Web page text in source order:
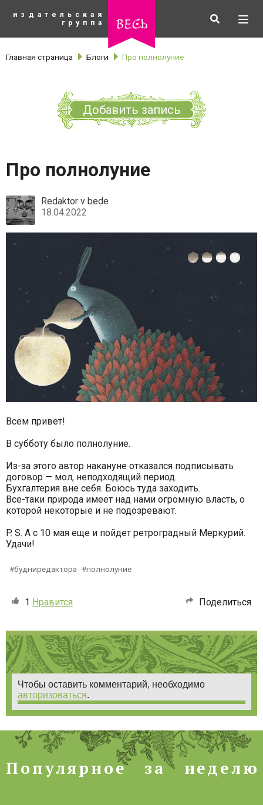
основному
издательская
группа
весь Искать
Главная страница Блоги Про полнолуние
Добавить запись
Про полнолуние
Redaktor v bede
18.04.2022
Всем привет!
В субботу было полнолуние.
Из-за этого автор накануне отказался подписывать
договор — мол, неподходящий период.
Бухгалтерия вне себя. Боюсь туда заходить.
Все-таки природа имеет над нами огромную власть, о
которой некоторые и не подозревают.
P. S. А с 10 мая еще и пойдет ретроградный Меркурий.
Удачи!
будниредактора полнолуние
1 Нравится Поделиться
Чтобы оставить комментарий, необходимо
авторизоваться.
Популярное за неделю
Популярное за неделю